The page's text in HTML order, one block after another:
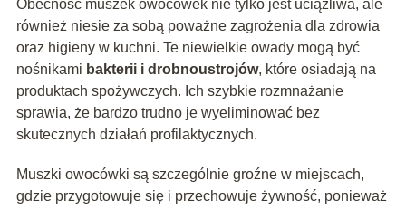
Obecność muszek owocówek nie tylko jest uciążliwa, ale
również niesie za sobą poważne zagrożenia dla zdrowia
oraz higieny w kuchni. Te niewielkie owady mogą być
nośnikami bakterii i drobnoustrojów, które osiadają na
produktach spożywczych. Ich szybkie rozmnażanie
sprawia, że bardzo trudno je wyeliminować bez
skutecznych działań profilaktycznych.
Muszki owocówki są szczególnie groźne w miejscach,
gdzie przygotowuje się i przechowuje żywność, ponieważ